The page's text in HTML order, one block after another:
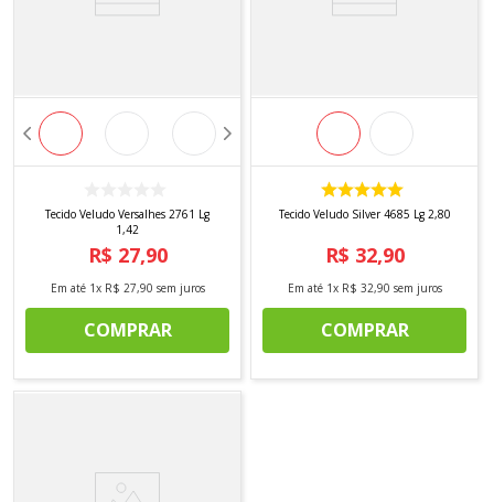
Tecido Veludo Versalhes 2761 Lg
1,42
R$ 27,90
Em até 1x R$ 27,90 sem juros
COMPRAR
Tecido Veludo Silver 4685 Lg 2,80
R$ 32,90
Em até 1x R$ 32,90 sem juros
COMPRAR